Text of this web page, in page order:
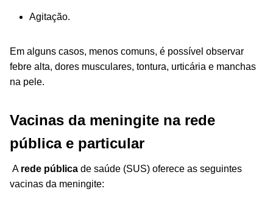
Agitação.
Em alguns casos, menos comuns, é possível observar
febre alta, dores musculares, tontura, urticária e manchas
na pele.
Vacinas da meningite na rede
pública e particular
A rede pública de saúde (SUS) oferece as seguintes
vacinas da meningite: